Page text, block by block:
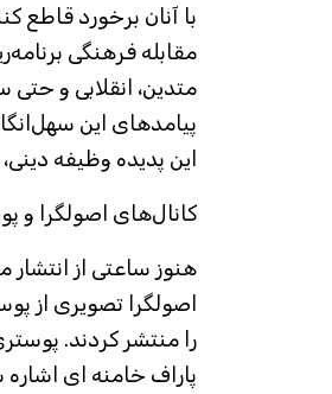
با آنان برخورد قاطع
مقابله فرهنگی
متدین، انقلابی و حتی
پیامد‌های این
این پدیده وظیفه
کانال‌های اصولگرا و
هنوز ساعتی از
اصولگرا تصویری از
را منتشر کردند.
پاراف خامنه ای